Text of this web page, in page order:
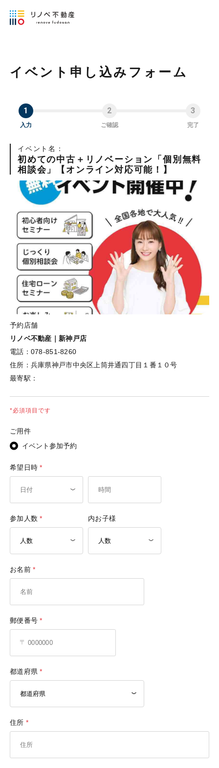
イベント申し込みフォーム
入力 ご確認 完了
イベント名：
初めての中古＋リノベーション「個別無料
相談会」【オンライン対応可能！】
予約店舗
リノベ不動産｜新神戸店
電話： 078-851-8260
住所： 兵庫県神戸市中央区上筒井通四丁目１番１０号
最寄駅：
*必須項目です
ご用件
イベント参加予約
希望日時
参加人数 内お子様
お名前
郵便番号
都道府県
住所